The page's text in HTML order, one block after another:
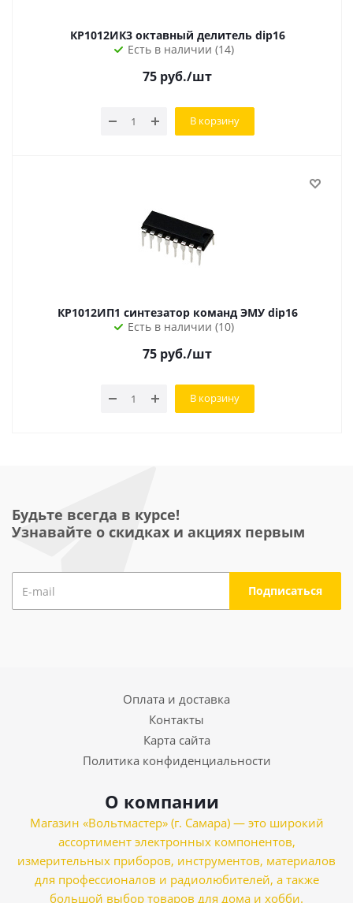
КР1012ИК3 октавный делитель dip16
Есть в наличии (14)
75 руб./шт
В корзину
КР1012ИП1 синтезатор команд ЭМУ dip16
Есть в наличии (10)
75 руб./шт
В корзину
Будьте всегда в курсе!
Узнавайте о скидках и акциях первым
Оплата и доставка
Контакты
Карта сайта
Политика конфиденциальности
О компании
Магазин «Вольтмастер» (г. Самара) — это широкий
ассортимент электронных компонентов,
измерительных приборов, инструментов, материалов
для профессионалов и радиолюбителей, а также
большой выбор товаров для дома и хобби.